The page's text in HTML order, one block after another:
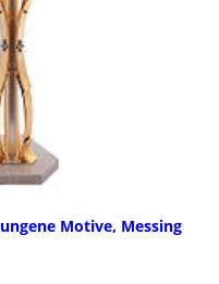
Motive, Messing